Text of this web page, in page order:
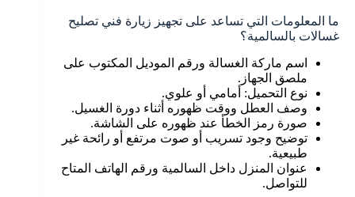
ما المعلومات التي تساعد على تجهيز زيارة فني تصليح
غسالات بالسالمية؟
اسم ماركة الغسالة ورقم الموديل المكتوب على
ملصق الجهاز.
نوع التحميل: أمامي أو علوي.
وصف العطل ووقت ظهوره أثناء دورة الغسيل.
صورة رمز الخطأ عند ظهوره على الشاشة.
توضيح وجود تسريب أو صوت مرتفع أو رائحة غير
طبيعية.
عنوان المنزل داخل السالمية ورقم الهاتف المتاح
للتواصل.